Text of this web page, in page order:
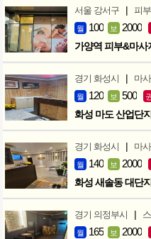
서울 강서구 | 피
월 100 보 2000
가양역 피부&마사
경기 화성시 | 마
월 120 보 500
화성 마도 산업단
경기 화성시 | 마
월 140 보 2000
화성 새솔동 대단
경기 의정부시 |
월 165 보 2000